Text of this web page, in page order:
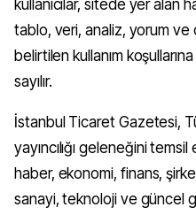
kullanıcılar, sitede yer
tablo, veri, analiz, yorum ve
belirtilen kullanım
sayılır.
İstanbul Ticaret Gazetesi,
yayıncılığı geleneğini
haber, ekonomi, finans,
sanayi, teknoloji ve güncel